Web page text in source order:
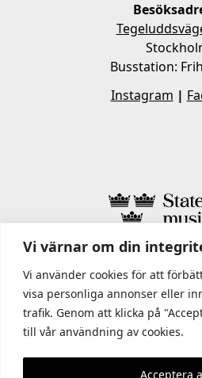
Vi värnar om din
Vi använder cookies för att
visa personliga annonser eller
trafik. Genom att klicka på
till vår användning av cookies.
Acceptera
Busstation:
Instagram |
I STATENS